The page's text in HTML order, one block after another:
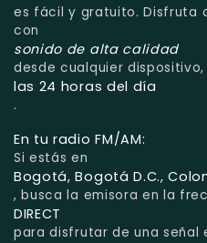
es fácil y gratuito. Disfruta
con
sonido de alta calidad
desde cualquier dispositivo,
las 24 horas del día
.
En tu radio FM/AM:
Si estás en
Bogotá, Bogotá D.C.,
, busca la emisora en la
DIRECT
para disfrutar de una señal